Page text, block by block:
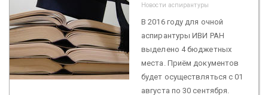
Новости аспирантуры
В 2016 году для очной
аспирантуры ИВИ РАН
выделено 4 бюджетных
места. Приём документов
будет осуществляться с 01
августа по 30 сентября.